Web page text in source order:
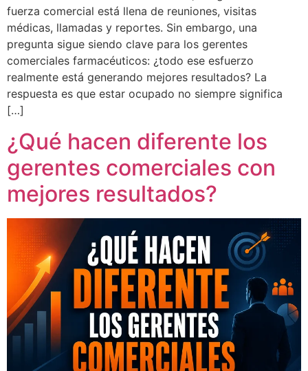
fuerza comercial está llena de reuniones, visitas
médicas, llamadas y reportes. Sin embargo, una
pregunta sigue siendo clave para los gerentes
comerciales farmacéuticos: ¿todo ese esfuerzo
realmente está generando mejores resultados? La
respuesta es que estar ocupado no siempre significa
[…]
¿Qué hacen diferente los
gerentes comerciales con
mejores resultados?